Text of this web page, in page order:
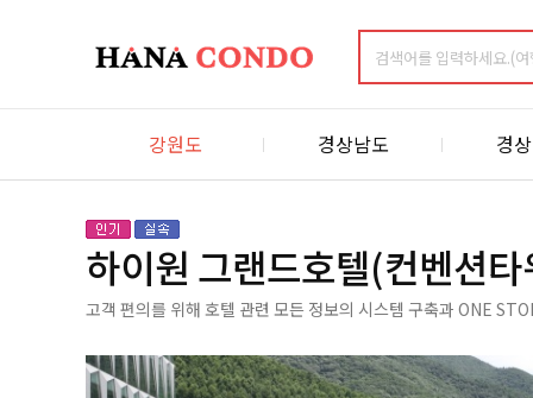
강원도 경상남도 경
하이원 그랜드호텔(컨벤션
고객 편의를 위해 호텔 관련 모든 정보의 시스템 구축과 ONE